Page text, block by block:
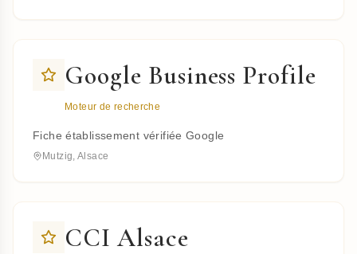
Google Business Profile
Moteur de recherche
Fiche établissement vérifiée Google
Mutzig, Alsace
CCI Alsace